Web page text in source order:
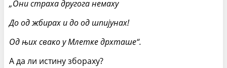
„Они страха другога немаху
До од жбирах и до од шпијунах!
Од њих свако у Млетке дрхташе“.
А да ли истину збораху?